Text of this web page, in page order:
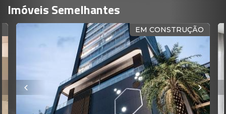
Imóveis Semelhantes
EM CONSTRUÇÃO